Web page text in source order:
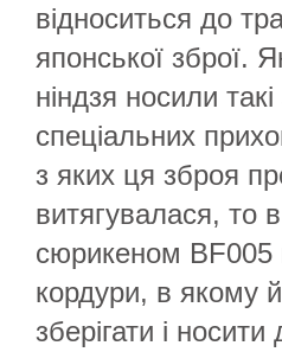
відноситься до
японської зброї.
ніндзя носили такі
спеціальних
з яких ця зброя
витягувалася, то
сюрикеном BF005
кордури, в якому
зберігати і носити